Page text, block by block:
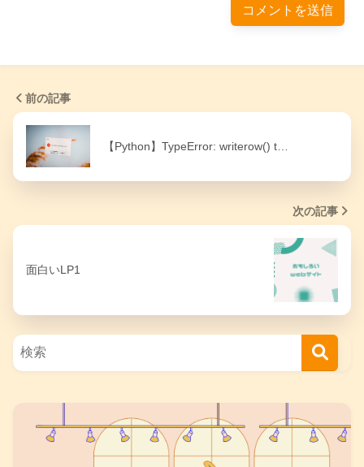
前の記事
【Python】TypeError: writerow() t…
次の記事
面白いLP1